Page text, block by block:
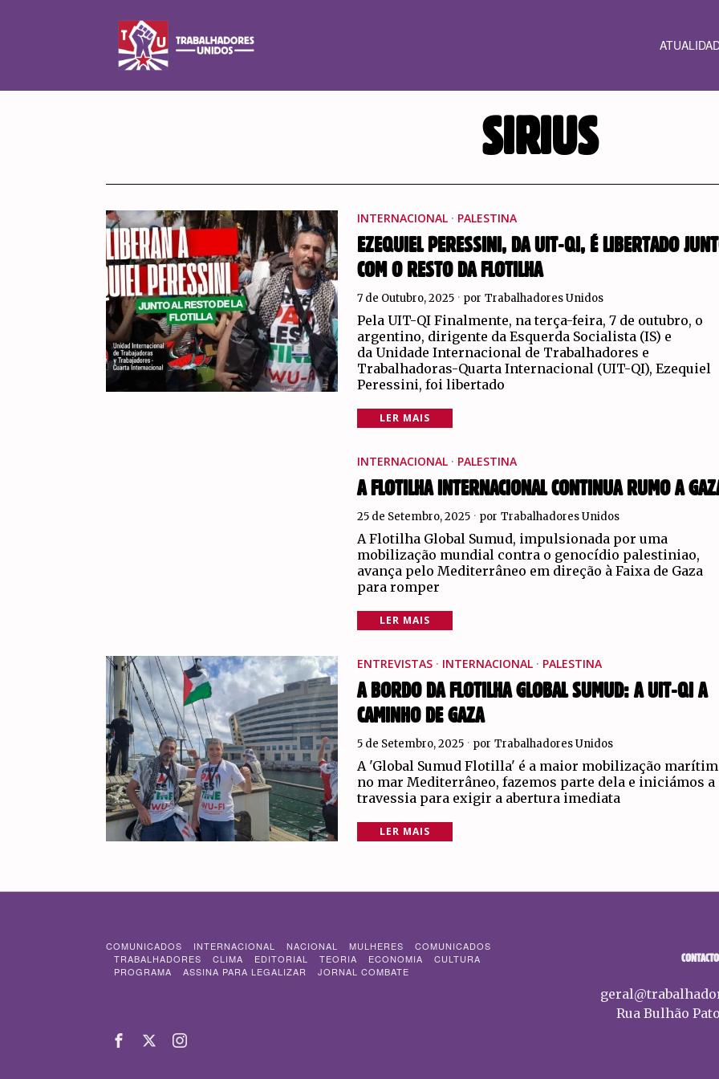
SIRIUS
INTERNACIONAL · PALESTINA
EZEQUIEL PERESSINI, DA UIT-QI, É LIBERTADO
COM O RESTO DA FLOTILHA
7 de Outubro, 2025 por Trabalhadores Unidos
Pela UIT-QI Finalmente, na terça-feira, 7 de outubro, o
argentino, dirigente da Esquerda Socialista (IS) e
da Unidade Internacional de Trabalhadores e
Trabalhadoras-Quarta Internacional (UIT-QI), Ezequiel
Peressini, foi libertado
LER MAIS
INTERNACIONAL · PALESTINA
A FLOTILHA INTERNACIONAL CONTINUA RUMO A
25 de Setembro, 2025 por Trabalhadores Unidos
A Flotilha Global Sumud, impulsionada por uma
mobilização mundial contra o genocídio palestiniao,
avança pelo Mediterrâneo em direção à Faixa de Gaza
para romper
LER MAIS
ENTREVISTAS · INTERNACIONAL · PALESTINA
A BORDO DA FLOTILHA GLOBAL SUMUD: A UIT-QI A
CAMINHO DE GAZA
5 de Setembro, 2025 por Trabalhadores Unidos
A 'Global Sumud Flotilla' é a maior mobilização
no mar Mediterrâneo, fazemos parte dela e iniciámos a
travessia para exigir a abertura imediata
LER MAIS
COMUNICADOS INTERNACIONAL NACIONAL MULHERES
COMUNICADOS
TRABALHADORES
CLIMA EDITORIAL TEORIA ECONOMIA
CULTURA
PROGRAMA
ASSINA PARA LEGALIZAR JORNAL COMBATE
Rua Bulhão